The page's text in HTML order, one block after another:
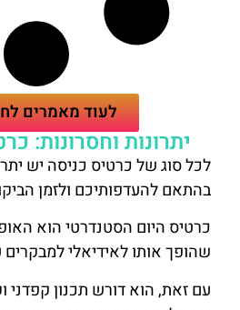
לעוד מאמרים
יתרונות וחסרונות:
לכל סוג של כרטיס כניסה יש
בהתאם להעדפותיכם ולזמן
כרטיס היום הסטנדרטי הוא
שהופך אותו לאידיאלי
עם זאת, הוא דורש תכנון קפדני